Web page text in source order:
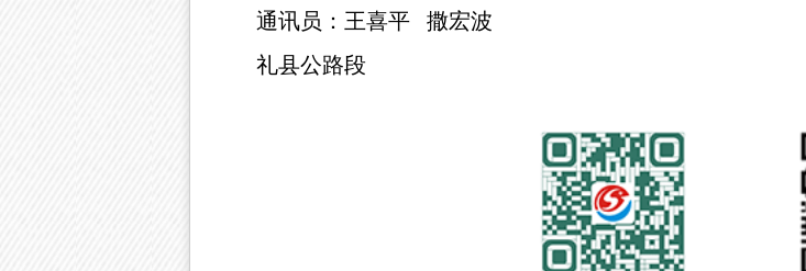
通讯员：王喜平
撒宏波
礼县公路段